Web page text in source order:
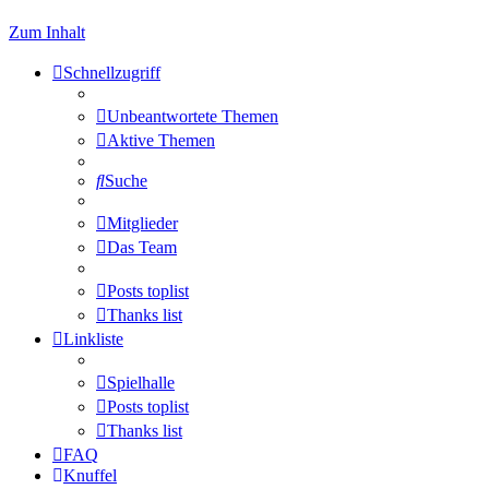
Zum Inhalt
Schnellzugriff
Unbeantwortete Themen
Aktive Themen
Suche
Mitglieder
Das Team
Posts toplist
Thanks list
Linkliste
Spielhalle
Posts toplist
Thanks list
FAQ
Knuffel